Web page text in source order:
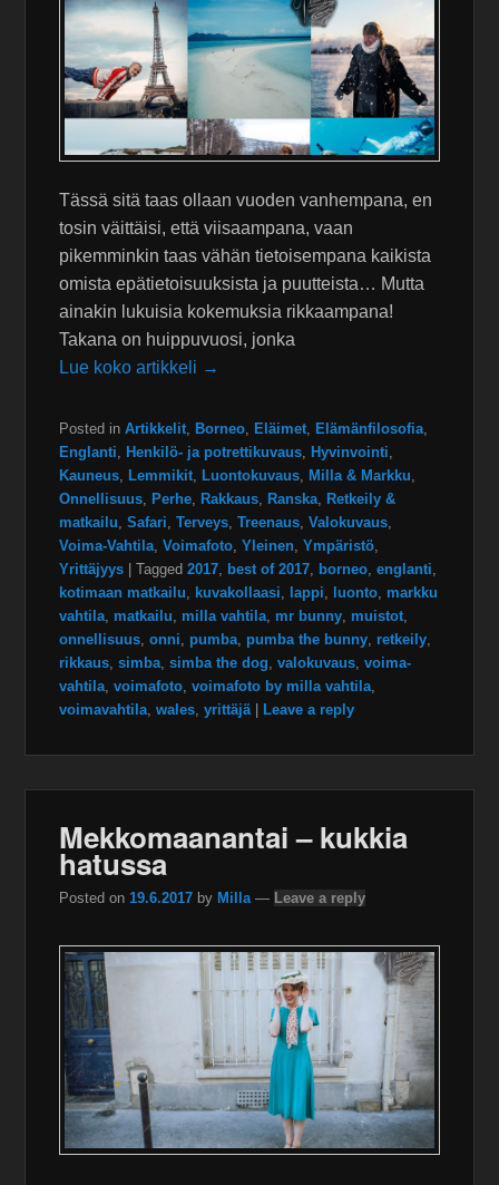
Tässä sitä taas ollaan vuoden vanhempana, en
tosin väittäisi, että viisaampana, vaan
pikemminkin taas vähän tietoisempana kaikista
omista epätietoisuuksista ja puutteista… Mutta
ainakin lukuisia kokemuksia rikkaampana!
Takana on huippuvuosi, jonka
Lue koko artikkeli →
Posted in Artikkelit, Borneo, Eläimet, Elämänfilosofia,
Englanti, Henkilö- ja potrettikuvaus, Hyvinvointi,
Kauneus, Lemmikit, Luontokuvaus, Milla & Markku,
Onnellisuus, Perhe, Rakkaus, Ranska, Retkeily &
matkailu,Safari,Terveys,Treenaus,Valokuvaus,
Voima-Vahtila,Voimafoto,Yleinen,Ympäristö,
Yrittäjyys
|Tagged 2017, best of 2017, borneo,englanti,
kotimaan matkailu, kuvakollaasi, lappi, luonto, markku
vahtila, matkailu, milla vahtila, mr bunny, muistot,
onnellisuus,onni, pumba, pumba the bunny, retkeily,
rikkaus,simba,simba the dog,valokuvaus,voima-
vahtila,voimafoto,voimafoto by milla vahtila,
voimavahtila,wales,yrittäjä Leave a reply
Mekkomaanantai – kukkia
hatussa
Posted on19.6.2017 by Milla — Leave a reply